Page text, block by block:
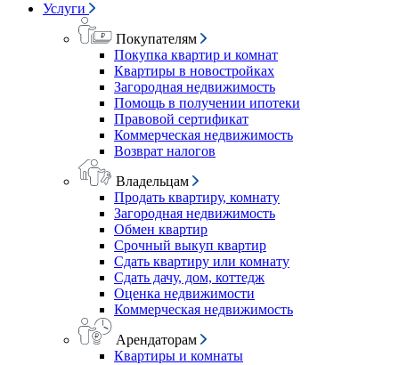
Услуги
Покупателям
Покупка квартир и комнат
Квартиры в новостройках
Загородная недвижимость
Помощь в получении ипотеки
Правовой сертификат
Коммерческая недвижимость
Возврат налогов
Владельцам
Продать квартиру, комнату
Загородная недвижимость
Обмен квартир
Срочный выкуп квартир
Сдать квартиру или комнату
Сдать дачу, дом, коттедж
Оценка недвижимости
Коммерческая недвижимость
Арендаторам
Квартиры и комнаты